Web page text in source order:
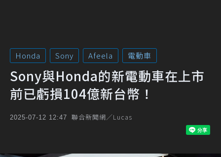
Honda Sony Afeela 電動車
Sony與Honda的新電動車在上市
前已虧損104億新台幣！
2025-07-12 12:47 聯合新聞網／Lucas